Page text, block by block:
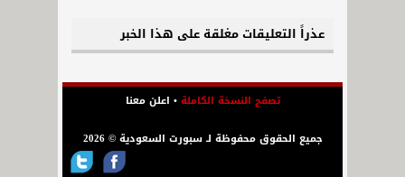
عذراً التعليقات مغلقة على هذا الخبر
تصفح النسخة الكاملة• اعلن معنا
جميع الحقوق محفوظة لـ سبورت السعودية © 2026